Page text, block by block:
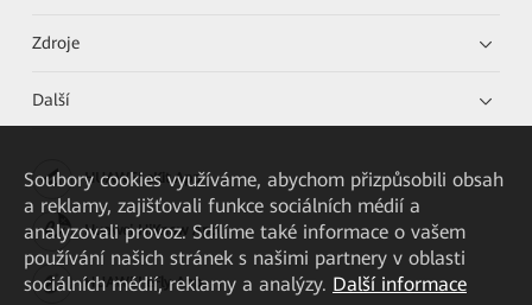
Zdroje
Další
HUAWEI eKit App
Huawei HiKnow App
HUAWEI eFly App
Soubory cookies využíváme, abychom přizpůsobili obsah
a reklamy, zajišťovali funkce sociálních médií a
analyzovali provoz. Sdílíme také informace o vašem
používání našich stránek s našimi partnery v oblasti
sociálních médií, reklamy a analýzy. Další informace